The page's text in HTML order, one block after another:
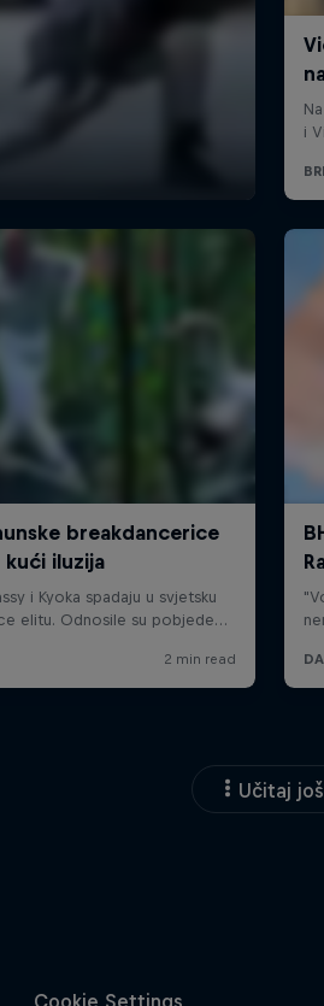
Učitaj još